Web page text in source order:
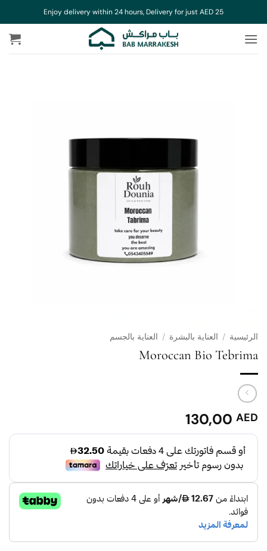
للمحتوى
Enjoy delivery within 24 hours, Delivery for just AED 25
الرئيسية / العناية بالبشرة / العناية بالجسم
Moroccan Bio Tebrima
130,00 AED